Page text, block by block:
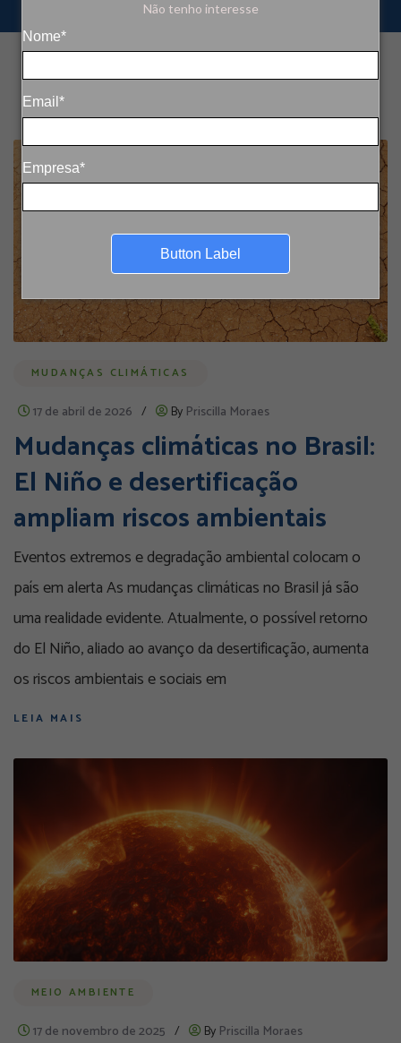
Não tenho interesse
Nome*
Email*
Empresa*
Button Label
MUDANÇAS CLIMÁTICAS
17 de abril de 2026 / By Priscilla Moraes
Mudanças climáticas no Brasil:
El Niño e desertificação
ampliam riscos ambientais
Eventos extremos e degradação ambiental colocam o
país em alerta As mudanças climáticas no Brasil já são
uma realidade evidente. Atualmente, o possível retorno
do El Niño, aliado ao avanço da desertificação, aumenta
os riscos ambientais e sociais em
LEIA MAIS
MEIO AMBIENTE
17 de novembro de 2025 / By Priscilla Moraes